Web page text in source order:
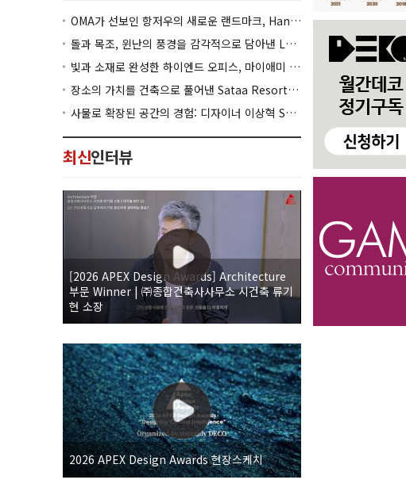
OMA가 선보인 항저우의 새로운 랜드마크, Hangzhou Prism
돌과 목조, 윈난의 풍경을 감각적으로 담아낸 Lan Bistro Yunnan Restaurant
빛과 소재로 완성한 하이엔드 오피스, 마이애미 830 Brickell
장소의 가치를 건축으로 풀어낸 Sataa Resort Nan
사물로 확장된 공간의 경험: 디자이너 이상혁 SANGHYEOK LEE
최신인터뷰
[2026 APEX Design Awards] Architecture
부문 Winner | ㈜종합건축사사무소 시건축 류기
현 소장
2026 APEX Design Awards 현장스케치